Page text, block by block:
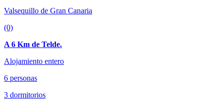
Valsequillo de Gran Canaria
(0)
A 6 Km de Telde.
Alojamiento entero
6 personas
3 dormitorios